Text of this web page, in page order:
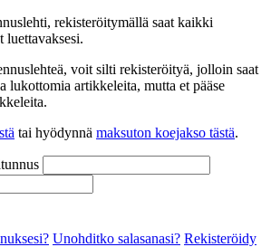
rekisteröitymällä saat kaikki
luettavaksesi.
voit silti rekisteröityä, jolloin saat
lukottomia artikkeleita, mutta et pääse
tai hyödynnä maksuton koejakso tästä.
Unohditko salasanasi? Rekisteröidy